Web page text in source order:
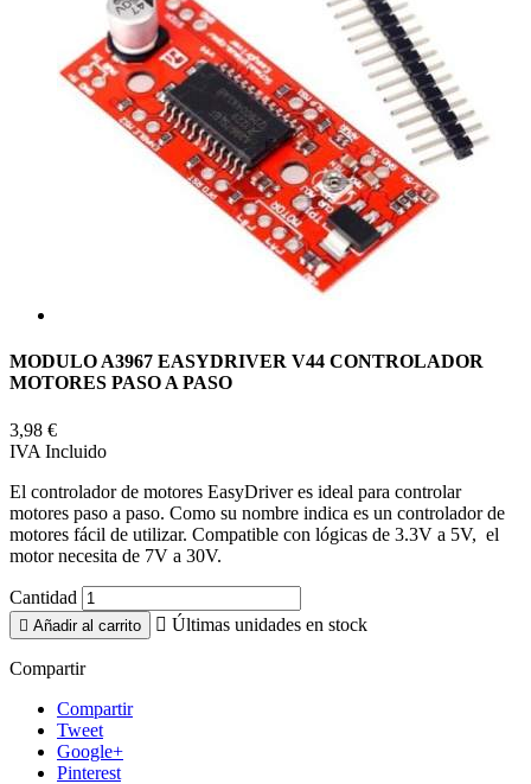
MODULO A3967 EASYDRIVER V44 CONTROLADOR
MOTORES PASO A PASO
3,98 €
IVA Incluido
El controlador de motores EasyDriver es ideal para controlar
motores paso a paso. Como su nombre indica es un controlador de
motores fácil de utilizar. Compatible con lógicas de 3.3V a 5V, el
motor necesita de 7V a 30V.
Cantidad
 Añadir al carrito  Últimas unidades en stock
Compartir
Compartir
Tweet
Google+
Pinterest